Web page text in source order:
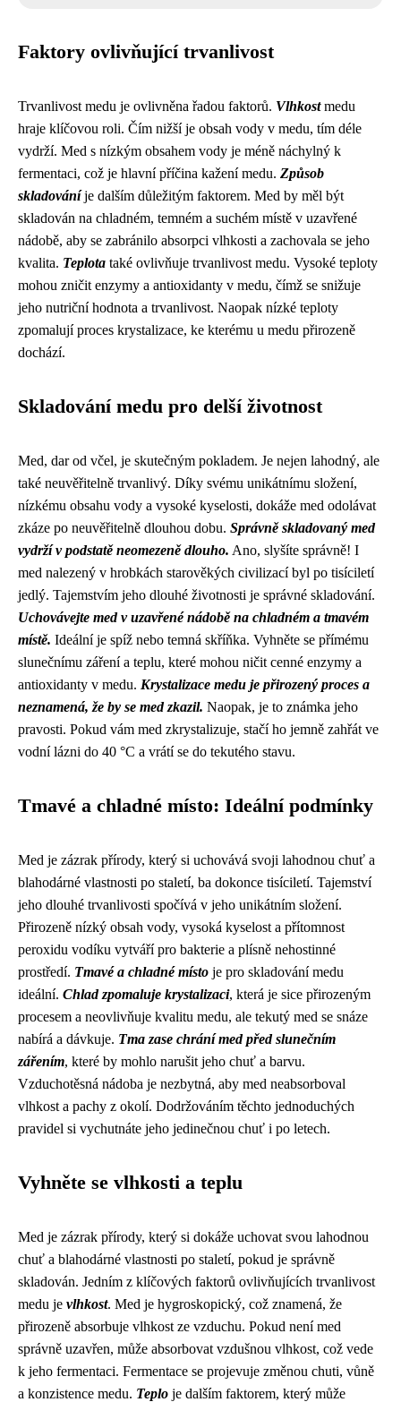
Faktory ovlivňující trvanlivost
Trvanlivost medu je ovlivněna řadou faktorů. Vlhkostmedu
hraje klíčovou roli. Čím nižší je obsah vody v medu, tím déle
vydrží. Med s nízkým obsahem vody je méně náchylný k
fermentaci, což je hlavní příčina kažení medu. Způsob
skladováníje dalším důležitým faktorem. Med by měl být
skladován na chladném, temném a suchém místě v uzavřené
nádobě, aby se zabránilo absorpci vlhkosti a zachovala se jeho
kvalita. Teplota také ovlivňuje trvanlivost medu. Vysoké teploty
mohou zničit enzymy a antioxidanty v medu, čímž se snižuje
jeho nutriční hodnota a trvanlivost. Naopak nízké teploty
zpomalují proces krystalizace, ke kterému u medu přirozeně
dochází.
Skladování medu pro delší životnost
Med, dar od včel, je skutečným pokladem. Je nejen lahodný, ale
také neuvěřitelně trvanlivý. Díky svému unikátnímu složení,
nízkému obsahu vody a vysoké kyselosti, dokáže med odolávat
zkáze po neuvěřitelně dlouhou dobu. Správně skladovaný med
vydrží v podstatě neomezeně dlouho. Ano, slyšíte správně! I
med nalezený v hrobkách starověkých civilizací byl po tisíciletí
jedlý. Tajemstvím jeho dlouhé životnosti je správné skladování.
Uchovávejte med v uzavřené nádobě na chladném a tmavém
místě. Ideální je spíž nebo temná skříňka. Vyhněte se přímému
slunečnímu záření a teplu, které mohou ničit cenné enzymy a
antioxidanty v medu. Krystalizace medu je přirozený proces a
neznamená, že by se med zkazil. Naopak, je to známka jeho
pravosti. Pokud vám med zkrystalizuje, stačí ho jemně zahřát ve
vodní lázni do 40 °C a vrátí se do tekutého stavu.
Tmavé a chladné místo: Ideální podmínky
Med je zázrak přírody, který si uchovává svoji lahodnou chuť a
blahodárné vlastnosti po staletí, ba dokonce tisíciletí. Tajemství
jeho dlouhé trvanlivosti spočívá v jeho unikátním složení.
Přirozeně nízký obsah vody, vysoká kyselost a přítomnost
peroxidu vodíku vytváří pro bakterie a plísně nehostinné
prostředí. Tmavé a chladné místo je pro skladování medu
ideální. Chlad zpomaluje krystalizaci, která je sice přirozeným
procesem a neovlivňuje kvalitu medu, ale tekutý med se snáze
nabírá a dávkuje. Tma zase chrání med před slunečním
zářením, které by mohlo narušit jeho chuť a barvu.
Vzduchotěsná nádoba je nezbytná, aby med neabsorboval
vlhkost a pachy z okolí. Dodržováním těchto jednoduchých
pravidel si vychutnáte jeho jedinečnou chuť i po letech.
Vyhněte se vlhkosti a teplu
Med je zázrak přírody, který si dokáže uchovat svou lahodnou
chuť a blahodárné vlastnosti po staletí, pokud je správně
skladován. Jedním z klíčových faktorů ovlivňujících trvanlivost
medu je vlhkost. Med je hygroskopický, což znamená, že
přirozeně absorbuje vlhkost ze vzduchu. Pokud není med
správně uzavřen, může absorbovat vzdušnou vlhkost, což vede
k jeho fermentaci. Fermentace se projevuje změnou chuti, vůně
a konzistence medu. Teplo je dalším faktorem, který může